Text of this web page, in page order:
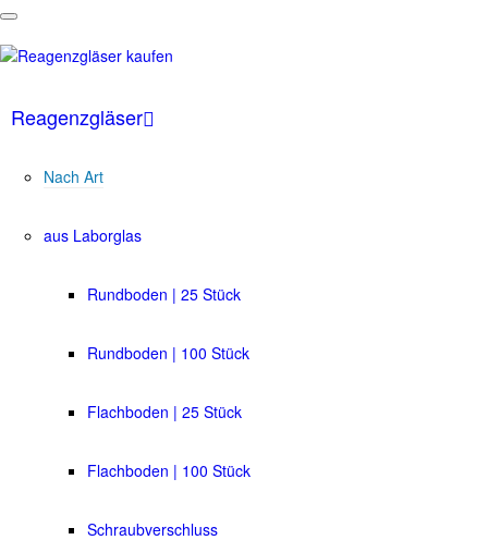
Reagenzgläser
Nach Art
aus Laborglas
Rundboden | 25 Stück
Rundboden | 100 Stück
Flachboden | 25 Stück
Flachboden | 100 Stück
Schraubverschluss